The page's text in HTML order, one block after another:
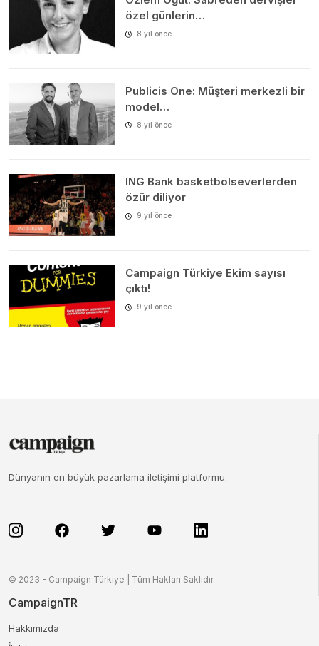
özel günlerin…
8 yıl önce
Publicis One: Müşteri merkezli bir
model…
8 yıl önce
ING Bank basketbolseverlerden
özür diliyor
9 yıl önce
Campaign Türkiye Ekim sayısı
çıktı!
9 yıl önce
Dünyanın en büyük pazarlama iletişimi platformu.
© 2023 - Campaign Türkiye | Tüm Hakları Saklıdır.
CampaignTR
Hakkımızda